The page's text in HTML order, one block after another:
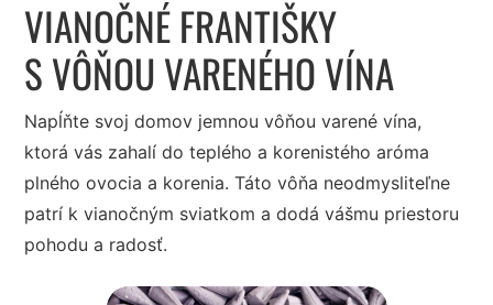
VIANOČNÉ FRANTIŠKY
S VÔŇOU VARENÉHO VÍNA
Napĺňte svoj domov jemnou vôňou varené vína,
ktorá vás zahalí do teplého a korenistého aróma
plného ovocia a korenia. Táto vôňa neodmysliteľne
patrí k vianočným sviatkom a dodá vášmu priestoru
pohodu a radosť.